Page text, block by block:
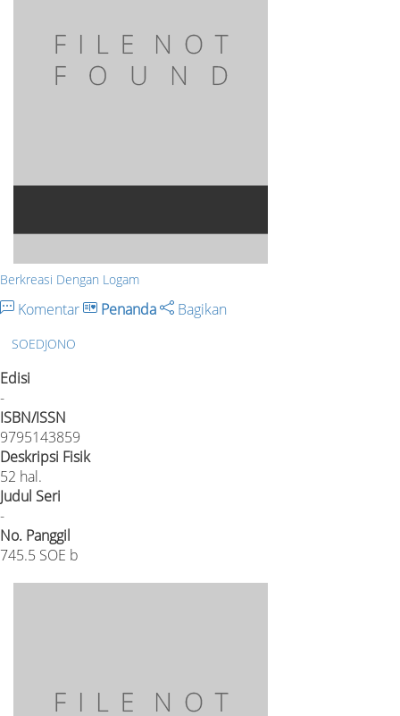
Berkreasi Dengan Logam
Komentar Penanda Bagikan
SOEDJONO
Edisi
-
ISBN/ISSN
9795143859
Deskripsi Fisik
52 hal.
Judul Seri
-
No. Panggil
745.5 SOE b